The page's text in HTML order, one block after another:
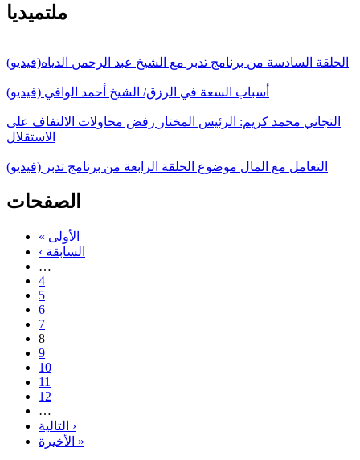
ملتميديا
الحلقة السادسة من برنامج تدبر مع الشيخ عبد الرحمن الدياه(فيديو)
أسباب السعة في الرزق/ الشيخ أحمد الوافي (فيديو)
التجاني محمد كريم: الرئيس المختار رفض محاولات الالتفاف على
الاستقلال
التعامل مع المال موضوع الحلقة الرابعة من برنامج تدبر (فيديو)
الصفحات
« الأولى
‹ السابقة
…
4
5
6
7
8
9
10
11
12
…
التالية ›
الأخيرة »